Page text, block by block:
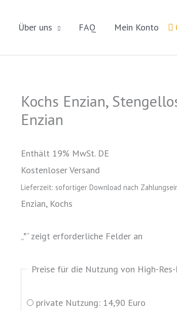
Über uns FAQ Mein Konto
Kochs Enzian,
Enzian
Enthält 19% MwSt. DE
Kostenloser Versand
Lieferzeit: sofortiger Download nach
Enzian, Kochs
„*“ zeigt erforderliche Felder an
Preise für die Nutzung von High-
private Nutzung: 14,90 Euro
Kochs
Enzian,
Enzian
[Digital]
Menge